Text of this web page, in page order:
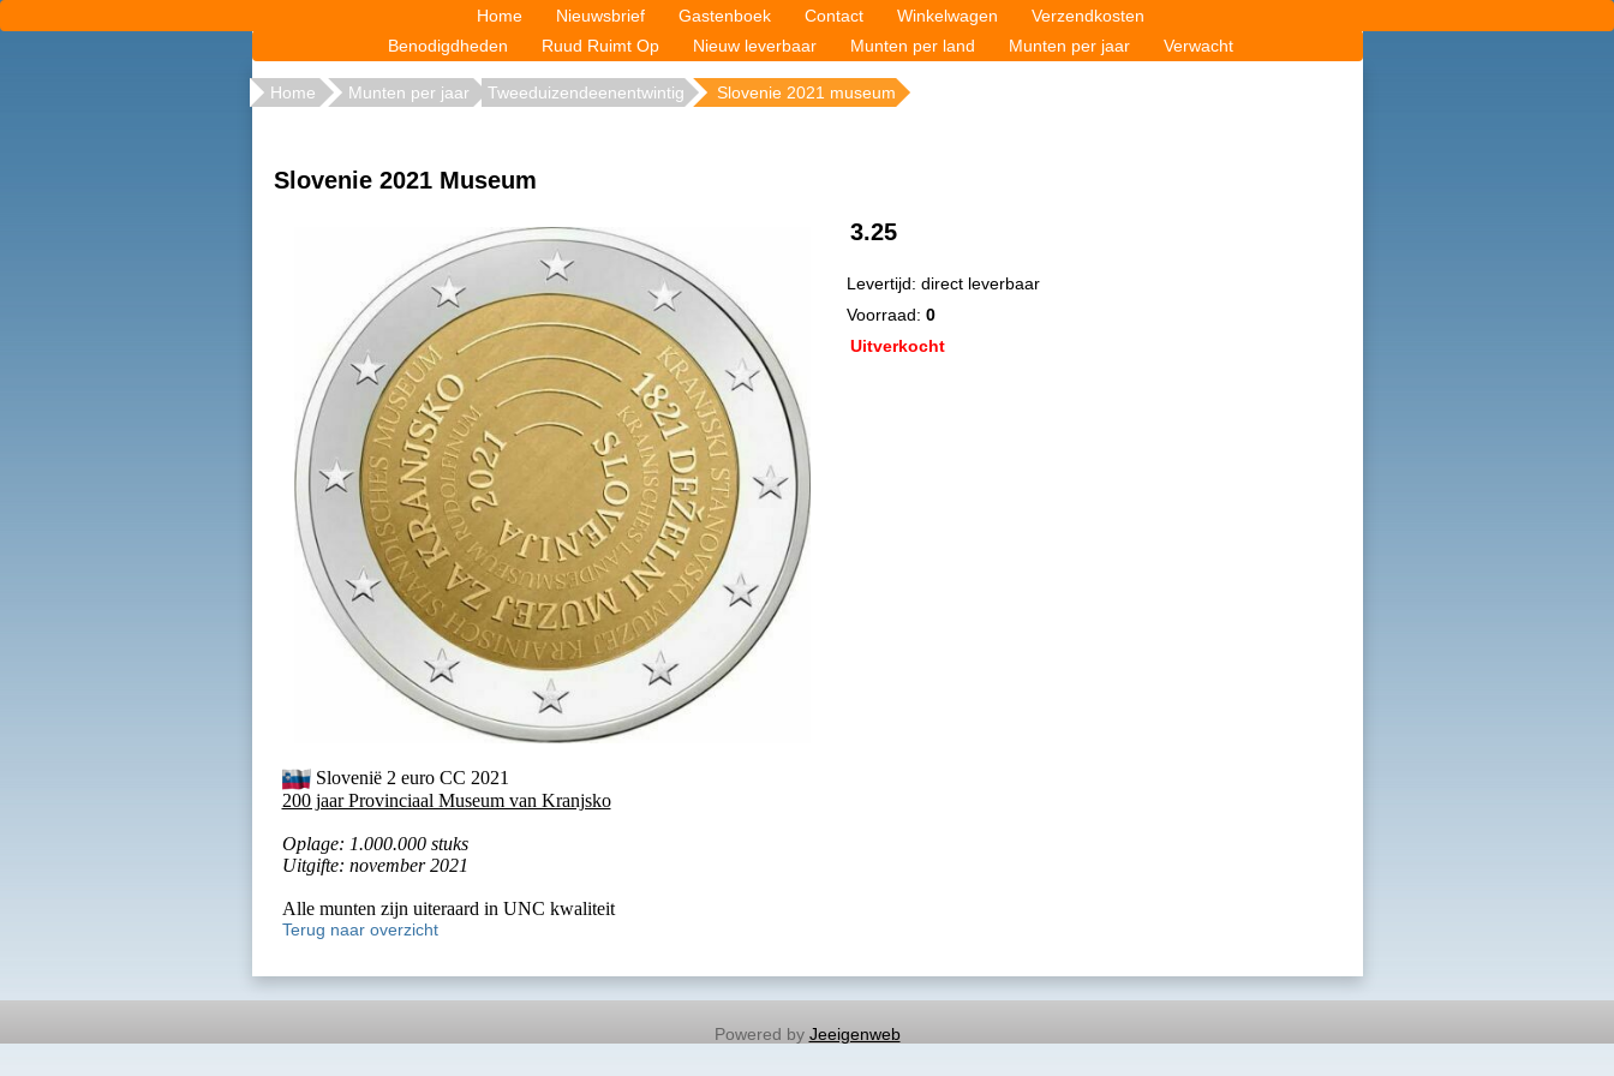
Home Nieuwsbrief Gastenboek Contact Winkelwagen
Verzendkosten
Benodigdheden
Ruud Ruimt Op Nieuw leverbaar Munten per land Munten per jaar Verwacht
Home Munten per jaar Tweeduizendeenentwintig Slovenie 2021 museum
Slovenie 2021 Museum
3.25
Levertijd: direct leverbaar
Voorraad: 0
Uitverkocht
Slovenië 2 euro CC 2021
200 jaar Provinciaal Museum van Kranjsko
Oplage: 1.000.000 stuks
Uitgifte: november 2021
Alle munten zijn uiteraard in UNC kwaliteit
Terug naar overzicht
Powered by Jeeigenweb